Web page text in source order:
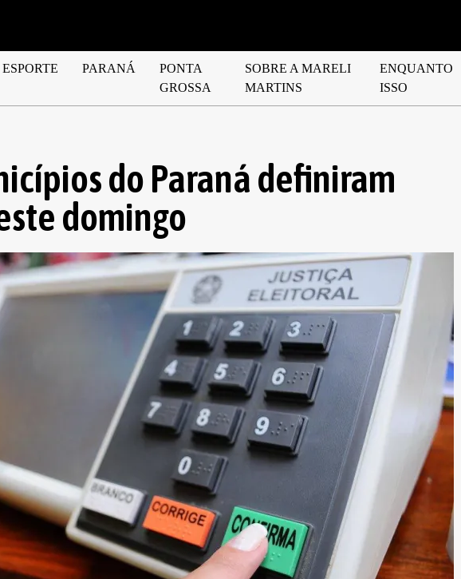
ESPORTE PARANÁ
PONTA
GROSSA
SOBRE A MARELI
MARTINS
ENQUANTO
ISSO
do Paraná definiram
domingo